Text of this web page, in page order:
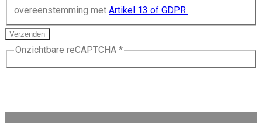
overeenstemming met Artikel 13 of GDPR.
Verzenden
Onzichtbare reCAPTCHA *